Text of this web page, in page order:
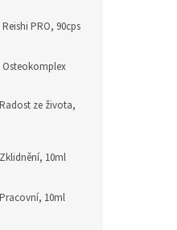
PRO, 90cps
ze života,
10ml
10ml